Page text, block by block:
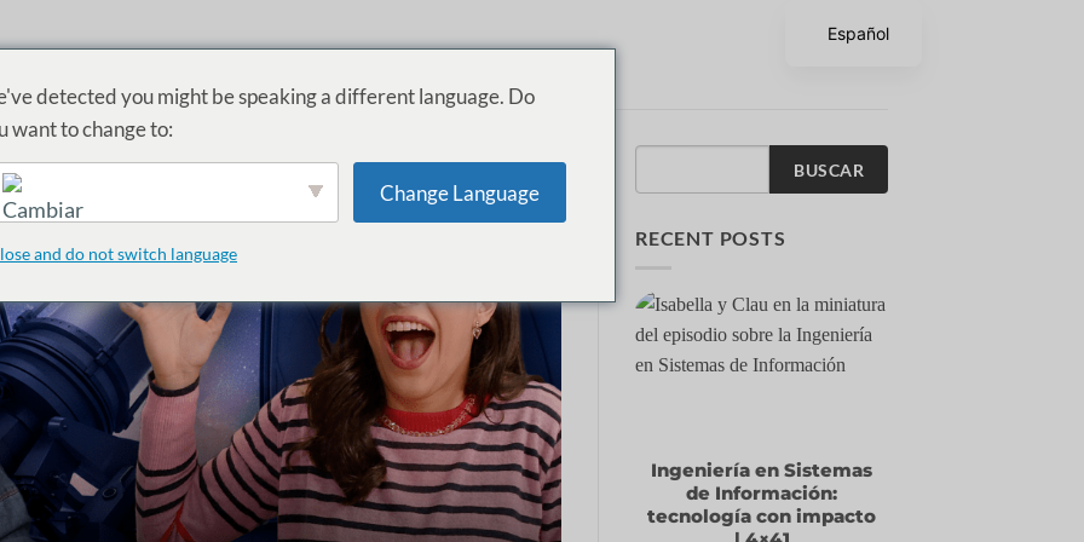
EPISODIOS BLOG TESTIMONIOS CONTACTO INVITADAS
BUSCAR
RECENT POSTS
Ingeniería en Sistemas
de Información:
tecnología con impacto
detected you might be speaking a different language. Do
want to change to:
English
Change Language
and do not switch language
Español